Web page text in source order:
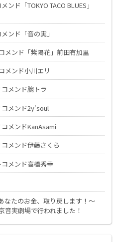
ンド「TOKYO TACO BLUES」
ンド「音の実」
メンド「紫陽花」前田有加里
メンド小川エリ
メンド腕トラ
メンド2y'soul
メンドKanAsami
メンド伊藤さくら
メンド高橋秀幸
なたのお金、取り戻します！～
音実劇場で行われました！